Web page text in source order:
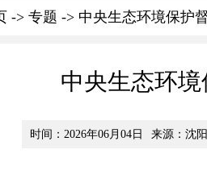
-> 专题 -> 中央生态环境保护
中央生态环
时间：2026年06月04日 来源：沈